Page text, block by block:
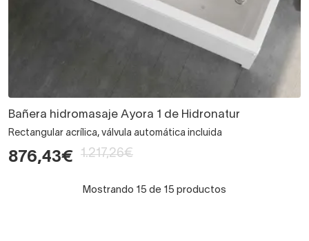
Bañera hidromasaje Ayora 1 de Hidronatur
Rectangular acrílica, válvula automática incluida
876,43€ 1.217,26€
Mostrando 15 de 15 productos